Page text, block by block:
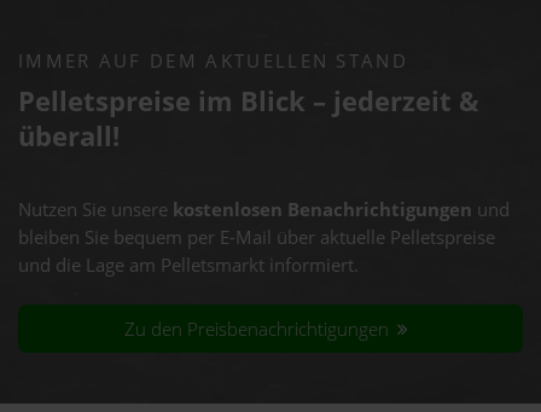
IMMER AUF DEM AKTUELLEN STAND
Pelletspreise im Blick – jederzeit &
überall!
Nutzen Sie unsere kostenlosen Benachrichtigungen und
bleiben Sie bequem per E-Mail über aktuelle Pelletspreise
und die Lage am Pelletsmarkt informiert.
Zu den Preisbenachrichtigungen